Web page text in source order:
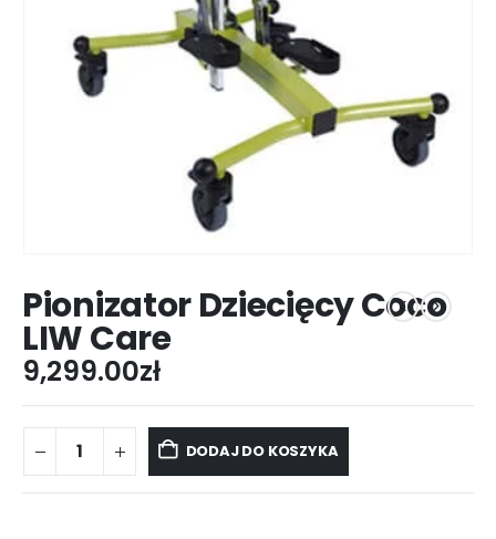
Pionizator Dziecięcy Coco
LIW Care
9,299.00zł
DODAJ DO KOSZYKA